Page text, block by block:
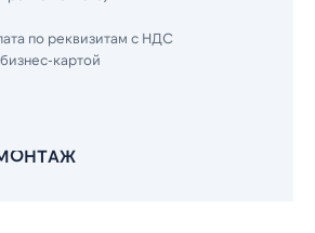
по реквизитам с НДС
картой